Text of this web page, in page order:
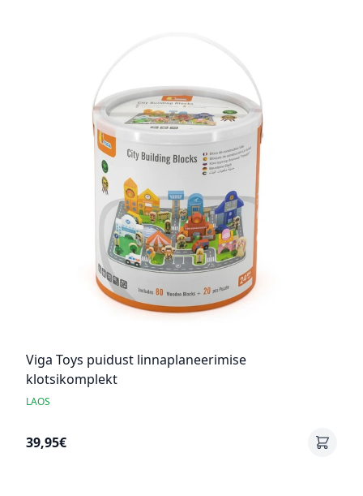
Viga Toys puidust linnaplaneerimise
klotsikomplekt
LAOS
39,95€